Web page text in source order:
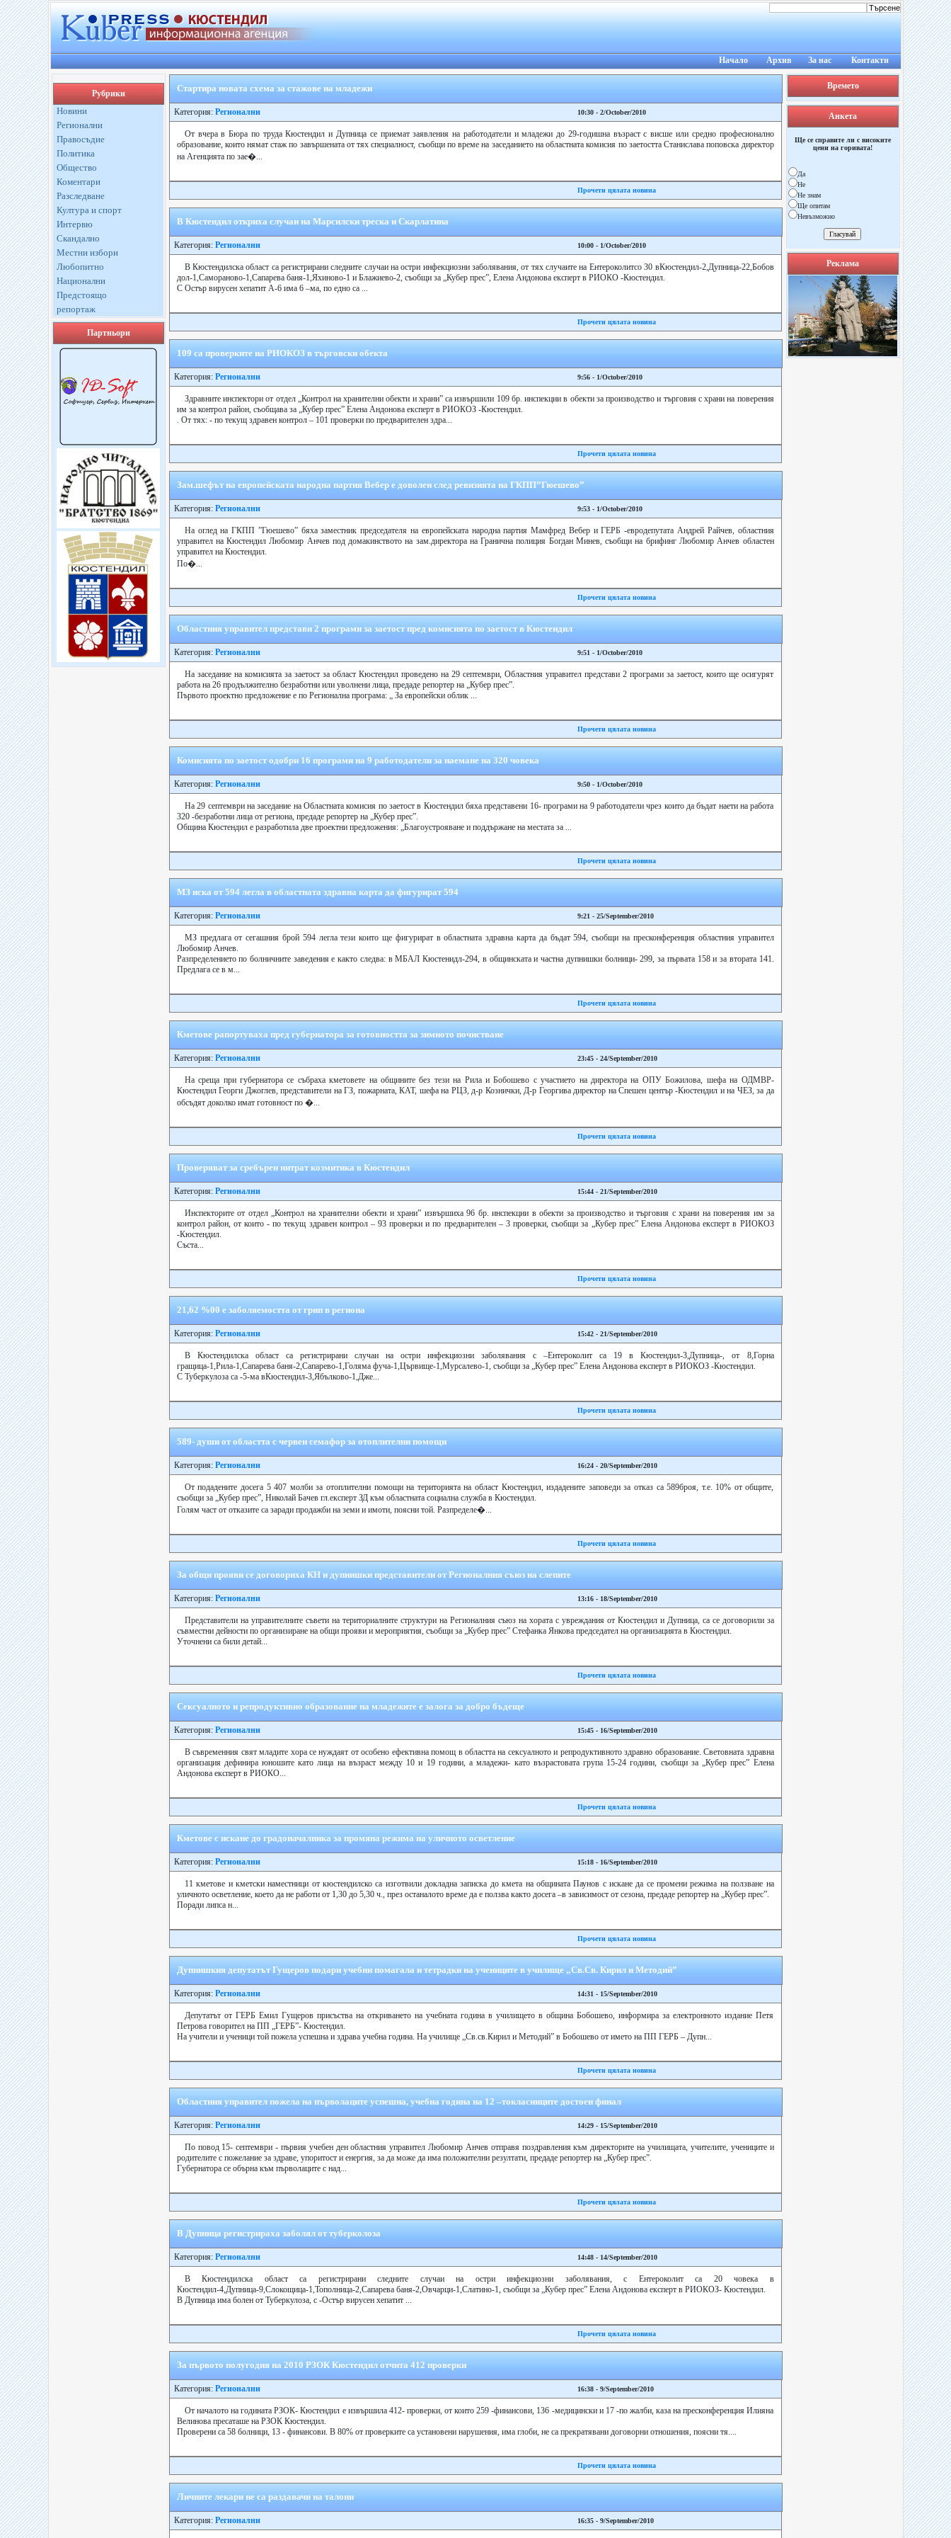
Начало Архив За нас Контакти
Рубрики
Новини
Регионални
Правосъдие
Политика
Общество
Коментари
Разследване
Култура и спорт
Интервю
Скандално
Местни избори
Любопитно
Национални
Предстоящо
репортаж
Партньори
Стартира новата схема за стажове на младежи
Категория: Регионални 10:30 - 2/October/2010
От вчера в Бюра по труда Кюстендил и Дупница се приемат заявления на работодатели и младежи до 29-годишна възраст с висше или средно професионално
образование, които нямат стаж по завършената от тях специалност, съобщи по време на заседанието на областната комисия по заетостта Станислава поповска директор
на Агенцията по зае�...
Прочети цялата новина
В Кюстендил откриха случаи на Марсилски треска и Скарлатина
Категория: Регионални 10:00 - 1/October/2010
В Кюстендилска област са регистрирани следните случаи на остри инфекциозни заболявания, от тях случаите на Ентероколитсо 30 вКюстендил-2,Дупница-22,Бобов
дол-1,Самораново-1,Сапарева баня-1,Яхиново-1 и Блажиево-2, съобщи за „Кубер прес”, Елена Андонова експерт в РИОКО -Кюстендил.
С Остър вирусен хепатит А-6 има 6 –ма, по едно са ...
Прочети цялата новина
109 са проверките на РИОКОЗ в търговски обекта
Категория: Регионални 9:56 - 1/October/2010
Здравните инспектори от отдел „Контрол на хранителни обекти и храни” са извършили 109 бр. инспекции в обекти за производство и търговия с храни на поверения
им за контрол район, съобщава за „Кубер прес” Елена Андонова експерт в РИОКОЗ -Кюстендил.
. От тях: - по текущ здравен контрол – 101 проверки по предварителен здра...
Прочети цялата новина
Зам.шефът на европейската народна партия Вебер е доволен след ревизията на ГКПП”Гюешево”
Категория: Регионални 9:53 - 1/October/2010
На оглед на ГКПП ”Гюешево” бяха заместник председателя на европейската народна партия Мамфред Вебер и ГЕРБ -евродепутата Андрей Райчев, областния
управител на Кюстендил Любомир Анчев под домакинството на зам.директора на Гранична полиция Богдан Минев, съобщи на брифинг Любомир Анчев областен
управител на Кюстендил.
По�...
Прочети цялата новина
Областния управител представи 2 програми за заетост пред комисията по заетост в Кюстендил
Категория: Регионални 9:51 - 1/October/2010
На заседание на комисията за заетост за област Кюстендил проведено на 29 септември, Областния управител представи 2 програми за заетост, които ще осигурят
работа на 26 продължително безработни или уволнени лица, предаде репортер на „Кубер прес”.
Първото проектно предложение е по Регионална програма: „ За европейски облик ...
Прочети цялата новина
Комисията по заетост одобри 16 програми на 9 работодатели за наемане на 320 човека
Категория: Регионални 9:50 - 1/October/2010
На 29 септември на заседание на Областната комисия по заетост в Кюстендил бяха представени 16- програми на 9 работодатели чрез които да бъдат наети на работа
320 -безработни лица от региона, предаде репортер на „Кубер прес”.
Община Кюстендил е разработила две проектни предложения: „Благоустрояване и поддържане на местата за ...
Прочети цялата новина
МЗ иска от 594 легла в областната здравна карта да фигурират 594
Категория: Регионални 9:21 - 25/September/2010
МЗ предлага от сегашния брой 594 легла тези които ще фигурират в областната здравна карта да бъдат 594, съобщи на пресконференция областния управител
Любомир Анчев.
Разпределението по болничните заведения е както следва: в МБАЛ Кюстенидл-294, в общинската и частна дупнишки болници- 299, за първата 158 и за втората 141.
Предлага се в м...
Прочети цялата новина
Кметове рапортуваха пред губернатора за готовността за зимното почистване
Категория: Регионални 23:45 - 24/September/2010
На среща при губернатора се събраха кметовете на общините без тези на Рила и Бобошево с участието на директора на ОПУ Божилова, шефа на ОДМВР-
Кюстендил Георги Джоглев, представители на ГЗ, пожарната, КАТ, шефа на РЦЗ, д-р Кознички, Д-р Георгива директор на Спешен център -Кюстендил и на ЧЕЗ, за да
обсъдят доколко имат готовност по �...
Прочети цялата новина
Проверяват за сребърен нитрат козмитика в Кюстендил
Категория: Регионални 15:44 - 21/September/2010
Инспекторите от отдел „Контрол на хранителни обекти и храни” извършиха 96 бр. инспекции в обекти за производство и търговия с храни на поверения им за
контрол район, от които - по текущ здравен контрол – 93 проверки и по предварителен – 3 проверки, съобщи за „Кубер прес” Елена Андонова експерт в РИОКОЗ
-Кюстендил.
Съста...
Прочети цялата новина
21,62 %00 е заболяемостта от грип в региона
Категория: Регионални 15:42 - 21/September/2010
В Кюстендилска област са регистрирани случаи на остри инфекциозни заболявания с –Ентероколит са 19 в Кюстендил-3,Дупница-, от 8,Горна
гращица-1,Рила-1,Сапарева баня-2,Сапарево-1,Голяма фуча-1,Цървище-1,Мурсалево-1, съобщи за „Кубер прес” Елена Андонова експерт в РИОКОЗ -Кюстендил.
С Туберкулоза са -5-ма вКюстендил-3,Ябълково-1,Дже...
Прочети цялата новина
589- души от областта с червен семафор за отоплителни помощи
Категория: Регионални 16:24 - 20/September/2010
От подадените досега 5 407 молби за отоплителни помощи на територията на област Кюстендил, издадените заповеди за отказ са 589броя, т.е. 10% от общите,
съобщи за „Кубер прес”, Николай Бачев гл.експерт ЗД към областната социална служба в Кюстендил.
Голям част от отказите са заради продажби на земи и имоти, поясни той. Разпределе�...
Прочети цялата новина
За общи прояви се договориха КН и дупнишки представители от Регионалния съюз на слепите
Категория: Регионални 13:16 - 18/September/2010
Представители на управителните съвети на териториалните структури на Регионалния съюз на хората с увреждания от Кюстендил и Дупница, са се договорили за
съвместни дейности по организиране на общи прояви и мероприятия, съобщи за „Кубер прес” Стефанка Янкова председател на организацията в Кюстендил.
Уточнени са били детай...
Прочети цялата новина
Сексуалното и репродуктивно образование на младежите е залога за добро бъдеще
Категория: Регионални 15:45 - 16/September/2010
В съвременния свят младите хора се нуждаят от особено ефективна помощ в областта на сексуалното и репродуктивното здравно образование. Световната здравна
организация дефинира юношите като лица на възраст между 10 и 19 години, а младежи- като възрастовата група 15-24 години, съобщи за „Кубер прес” Елена
Андонова експерт в РИОКО...
Прочети цялата новина
Кметове с искане до градоначалника за промяна режима на уличното осветление
Категория: Регионални 15:18 - 16/September/2010
11 кметове и кметски наместници от кюстендилско са изготвили докладна записка до кмета на общината Паунов с искане да се промени режима на ползване на
уличното осветление, което да не работи от 1,30 до 5,30 ч., през останалото време да е ползва както досега –в зависимост от сезона, предаде репортер на „Кубер прес”.
Поради липса н...
Прочети цялата новина
Дупнишкия депутатът Гущеров подари учебни помагала и тетрадки на учениците в училище „Св.Св. Кирил и Методий”
Категория: Регионални 14:31 - 15/September/2010
Депутатът от ГЕРБ Емил Гущеров присъства на откриването на учебната година в училището в община Бобошево, информира за електронното издание Петя
Петрова говорител на ПП „ГЕРБ”- Кюстендил.
На учители и ученици той пожела успешна и здрава учебна година. На училище „Св.св.Кирил и Методий” в Бобошево от името на ПП ГЕРБ – Дупн...
Прочети цялата новина
Областния управител пожела на първолаците успешна, учебна година на 12 –токласниците достоен финал
Категория: Регионални 14:29 - 15/September/2010
По повод 15- септември - първия учебен ден областния управител Любомир Анчев отправя поздравления към директорите на училищата, учителите, учениците и
родителите с пожелание за здраве, упоритост и енергия, за да може да има положителни резултати, предаде репортер на „Кубер прес”.
Губернатора се обърна към първолаците с над...
Прочети цялата новина
В Дупница регистрираха заболял от туберколоза
Категория: Регионални 14:48 - 14/September/2010
В Кюстендилска област са регистрирани следните случаи на остри инфекциозни заболявания, с Ентероколит са 20 човека в
Кюстендил-4,Дупница-9,Слокощица-1,Тополница-2,Сапарева баня-2,Овчарци-1,Слатино-1, съобщи за „Кубер прес” Елена Андонова експерт в РИОКОЗ- Кюстендил.
В Дупница има болен от Туберкулоза, с -Остър вирусен хепатит ...
Прочети цялата новина
За първото полугодия на 2010 РЗОК Кюстендил отчита 412 проверки
Категория: Регионални 16:38 - 9/September/2010
От началото на годината РЗОК- Кюстендил е извършила 412- проверки, от които 259 -финансови, 136 -медицински и 17 -по жалби, каза на пресконференция Илияна
Велинова пресаташе на РЗОК Кюстендил.
Проверени са 58 болници, 13 - финансови. В 80% от проверките са установени нарушения, има глоби, не са прекратявани договорни отношения, поясни тя....
Прочети цялата новина
Личните лекари не са раздавачи на талони
Категория: Регионални 16:35 - 9/September/2010
Времето
Анкета
Ще се справите ли с високите
цени на горивата!
Да
Не
Не знам
Ще опитам
Невъзможно
Реклама